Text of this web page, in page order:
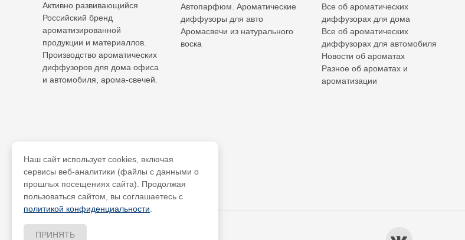
Активно развивающийся
Российский бренд
ароматизированной
продукции и материаллов.
Производство ароматических
диффузоров для дома офиса
и автомобиля, арома-свечей.
Автопарфюм. Ароматические
диффузоры для авто
Аромасвечи из натурального
воска
Все об ароматических
диффузорах для дома
Все об ароматических
диффузорах для автомобиля
Новости об ароматах
Разное об ароматах и
ароматизации
Наш сайт использует cookies, включая
сервисы веб-аналитики (файлы с данными о
прошлых посещениях сайта). Продолжая
пользоваться сайтом, вы соглашаетесь с
политикой конфиденциальности
ПРИНЯТЬ